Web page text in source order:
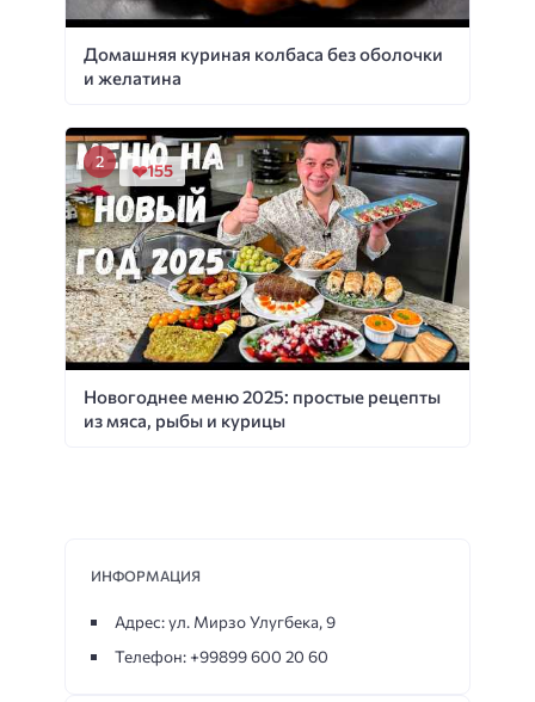
Домашняя куриная колбаса без оболочки
и желатина
Новогоднее меню 2025: простые рецепты
из мяса, рыбы и курицы
155
ИНФОРМАЦИЯ
Адрес: ул. Мирзо Улугбека, 9
Телефон: +99899 600 20 60